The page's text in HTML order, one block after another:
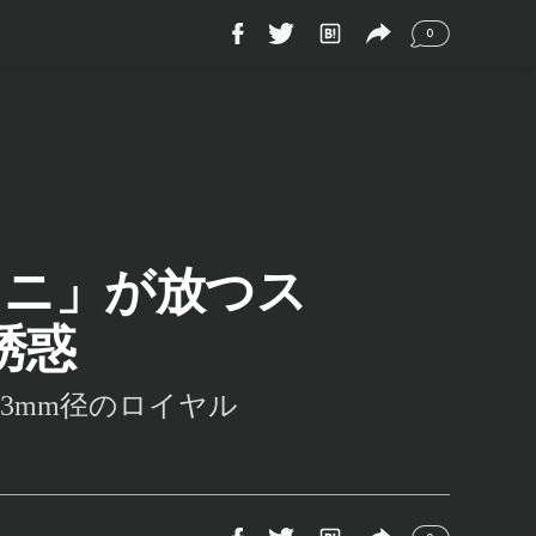
0
」が放つス
惑
径のロイヤル